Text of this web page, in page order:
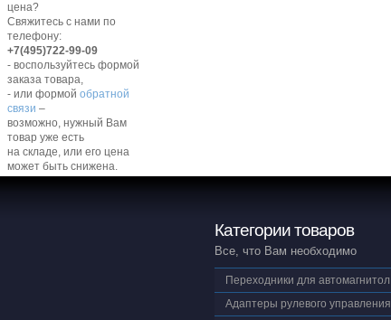
цена?
Свяжитесь с нами по
телефону:
+7(495)722-99-09
- воспользуйтесь формой
заказа товара,
- или формой обратной
связи –
возможно, нужный Вам
товар уже есть
на складе, или его цена
может быть снижена.
Категории товаров
Все, что Вам необходимо
Переходники для автомагнитол
Адаптеры рулевого управления